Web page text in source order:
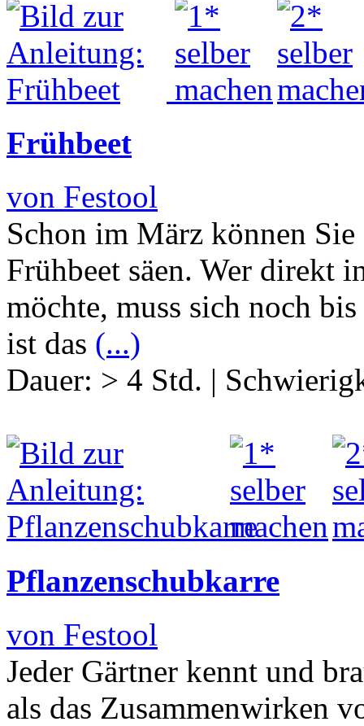
Frühbeet
von Festool
Schon im März können
Frühbeet säen. Wer direkt
möchte, muss sich noch
ist das (...)
Dauer: > 4 Std. |
Pflanzenschubkarre
von Festool
Jeder Gärtner kennt und
als das Zusammenwirken